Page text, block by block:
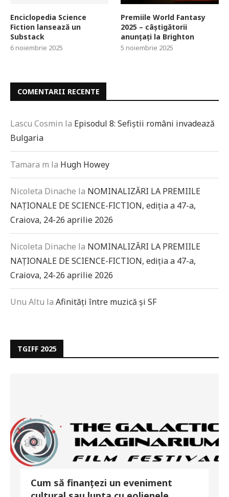
Enciclopedia Science
Fiction lansează un
Substack
6 noiembrie 2025
Premiile World Fantasy
2025 – câștigătorii
anunțați la Brighton
5 noiembrie 2025
COMENTARII RECENTE
Lascu Cosmin la Episodul 8: Sefiștii români invadează
Bulgaria
Tamara m la Hugh Howey
Nicoleta Dinache la NOMINALIZĂRI LA PREMIILE
NAȚIONALE DE SCIENCE-FICTION, ediția a 47-a,
Craiova, 24-26 aprilie 2026
Nicoleta Dinache la NOMINALIZĂRI LA PREMIILE
NAȚIONALE DE SCIENCE-FICTION, ediția a 47-a,
Craiova, 24-26 aprilie 2026
Unu Altu la Afinități între muzică și SF
TGIFF 2025
Cum să finanțezi un eveniment